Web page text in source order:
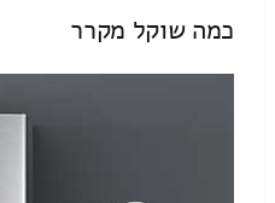
כמה שוקל מקרר